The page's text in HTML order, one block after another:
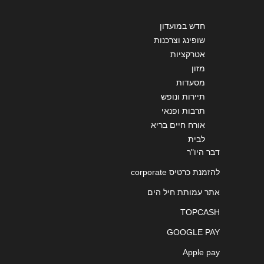
חדש במועדון
שופינג וצרכנות
אטרקציות
מזון
מסעדות
תיירות ונופש
תרבות ופנאי
אורח חיים בריא
לבית
דבר היו"ר
להזמנת כרטיס corporate
אתר עמותת חיל הים
TOPCASH
GOOGLE PAY
Apple pay